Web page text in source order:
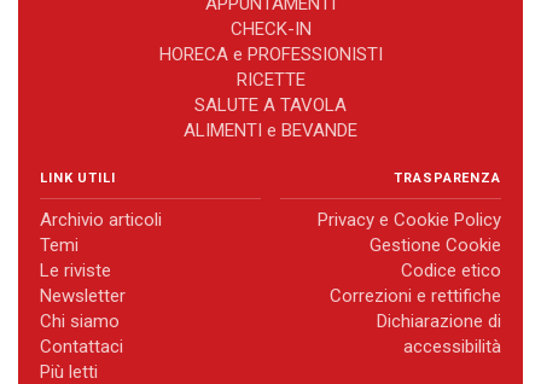
CHECK-IN
HORECA e PROFESSIONISTI
RICETTE
SALUTE A TAVOLA
ALIMENTI e BEVANDE
LINK UTILI
Archivio articoli
Temi
Le riviste
Newsletter
Chi siamo
Contattaci
Più letti
TRASPARENZA
Privacy e Cookie Policy
Gestione Cookie
Codice etico
Correzioni e rettifiche
Dichiarazione di
accessibilità